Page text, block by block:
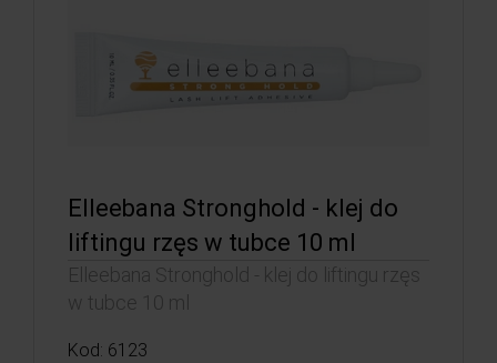
Elleebana Stronghold - klej do
liftingu rzęs w tubce 10 ml
Elleebana Stronghold - klej do liftingu rzęs
w tubce 10 ml
Kod: 6123